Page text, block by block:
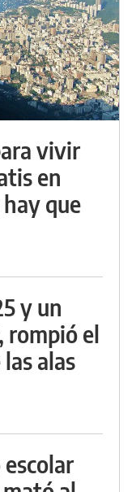
vivir
en
que
y un
rompió el
alas